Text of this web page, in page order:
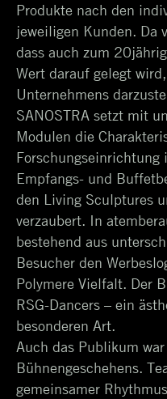
Produkte nach den
jeweiligen Kunden. Da
dass auch zum
Wert darauf gelegt
Unternehmens
SANOSTRA setzt mit
Modulen die
Forschungseinrichtung
Empfangs- und
den Living Sculptures
verzaubert. In
bestehend aus
Besucher den
Polymere Vielfalt. Der
RSG-Dancers – ein
besonderen Art.
Auch das Publikum
Bühnengeschehens.
gemeinsamer